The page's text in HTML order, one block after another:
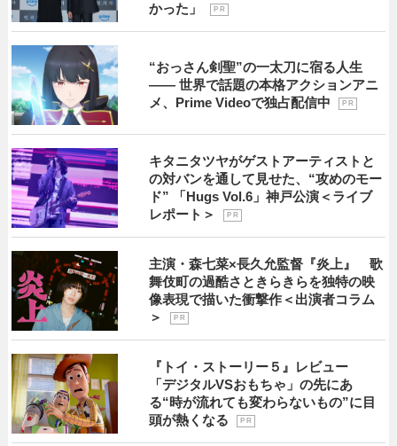
かった」
P R
“おっさん剣聖”の一太刀に宿る人生
―― 世界で話題の本格アクションアニ
メ、Prime Videoで独占配信中
P R
キタニタツヤがゲストアーティストと
の対バンを通して見せた、“攻めのモー
ド” 「Hugs Vol.6」神戸公演＜ライブ
レポート＞
P R
主演・森七菜×長久允監督『炎上』 歌
舞伎町の過酷さときらきらを独特の映
像表現で描いた衝撃作＜出演者コラム
＞
P R
『トイ・ストーリー５』レビュー
「デジタルVSおもちゃ」の先にあ
る“時が流れても変わらないもの”に目
頭が熱くなる
P R